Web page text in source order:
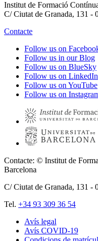
Institut de Formació
C/ Ciutat de Granada, 131 -
Contacte
Follow us on
Follow us in our Blog
Follow us on BlueSky
Follow us on LinkedIn
Follow us on YouTube
Follow us on
Contacte: © Institut de
Barcelona
C/ Ciutat de Granada, 131 -
Tel. +34 93 309 36 54
Pie
Avís legal
Avís COVID-19